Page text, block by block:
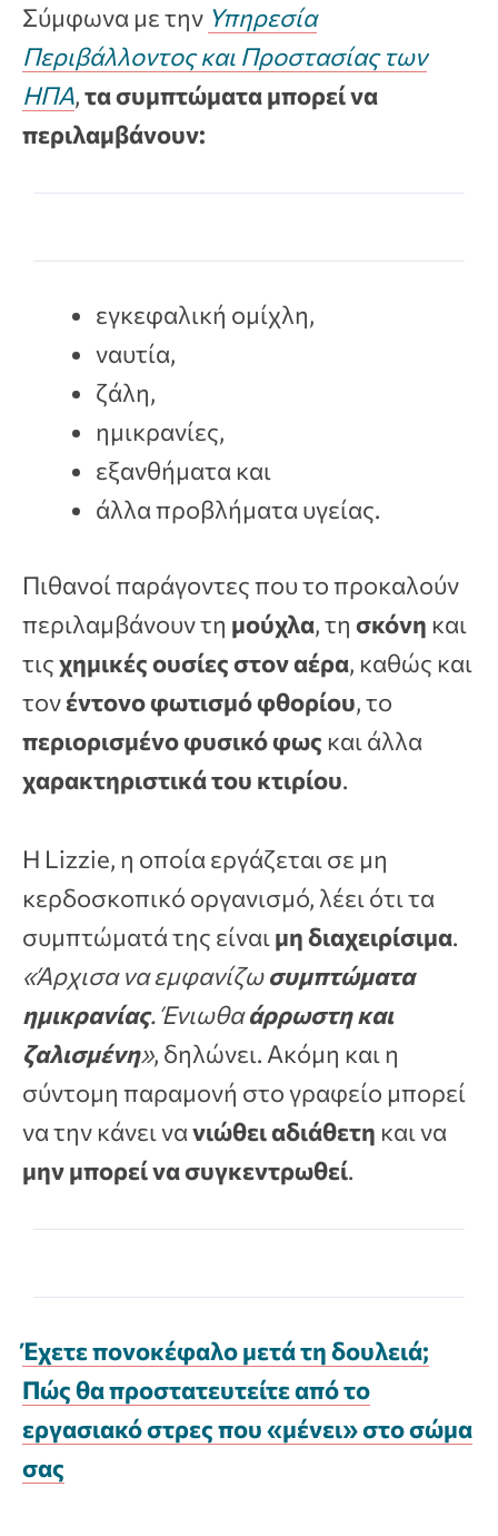
Σύμφωνα με την Υπηρεσία
Περιβάλλοντος και Προστασίας των
ΗΠΑ,τα συμπτώματα μπορεί να
περιλαμβάνουν:
εγκεφαλική ομίχλη,
ναυτία,
ζάλη,
ημικρανίες,
εξανθήματα και
άλλα προβλήματα υγείας.
Πιθανοί παράγοντες που το προκαλούν
περιλαμβάνουν τη μούχλα, τη σκόνη και
τιςχημικές ουσίες στον αέρα, καθώς και
τονέντονο φωτισμό φθορίου, το
περιορισμένο φυσικό φως και άλλα
χαρακτηριστικά του κτιρίου.
Η Lizzie, η οποία εργάζεται σε μη
κερδοσκοπικό οργανισμό, λέει ότι τα
συμπτώματά της είναιμη διαχειρίσιμα.
«Άρχισα να εμφανίζωσυμπτώματα
ημικρανίας. Ένιωθαάρρωστη και
ζαλισμένη», δηλώνει. Ακόμη και η
σύντομη παραμονή στο γραφείο μπορεί
να την κάνει νανιώθει αδιάθετη και να
μην μπορεί να συγκεντρωθεί.
Έχετε πονοκέφαλο μετά τη δουλειά;
Πώς θα προστατευτείτε από το
εργασιακό στρες που «μένει» στο σώμα
σας